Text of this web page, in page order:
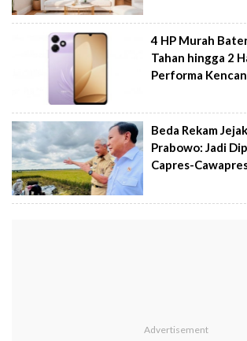
4 HP Murah
Tahan hingga 2
Performa
Beda Rekam
Prabowo: Jadi
Capres-